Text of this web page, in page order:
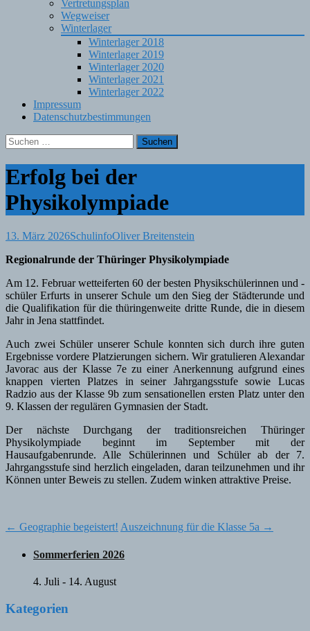
Vertretungsplan
Wegweiser
Winterlager
Winterlager 2018
Winterlager 2019
Winterlager 2020
Winterlager 2021
Winterlager 2022
Impressum
Datenschutzbestimmungen
Suchen
nach:
Erfolg bei der
Physikolympiade
13. März 2026SchulinfoOliver Breitenstein
Regionalrunde der Thüringer Physikolympiade
Am 12. Februar wetteiferten 60 der besten Physikschülerinnen und -
schüler Erfurts in unserer Schule um den Sieg der Städterunde und
die Qualifikation für die thüringenweite dritte Runde, die in diesem
Jahr in Jena stattfindet.
Auch zwei Schüler unserer Schule konnten sich durch ihre guten
Ergebnisse vordere Platzierungen sichern. Wir gratulieren Alexandar
Javorac aus der Klasse 7e zu einer Anerkennung aufgrund eines
knappen vierten Platzes in seiner Jahrgangsstufe sowie Lucas
Radzio aus der Klasse 9b zum sensationellen ersten Platz unter den
9. Klassen der regulären Gymnasien der Stadt.
Der nächste Durchgang der traditionsreichen Thüringer
Physikolympiade beginnt im September mit der
Hausaufgabenrunde. Alle Schülerinnen und Schüler ab der 7.
Jahrgangsstufe sind herzlich eingeladen, daran teilzunehmen und ihr
Können unter Beweis zu stellen. Zudem winken attraktive Preise.
Post
navigation
← Geographie begeistert! Auszeichnung für die Klasse 5a →
Sommerferien 2026
4. Juli - 14. August
Kategorien